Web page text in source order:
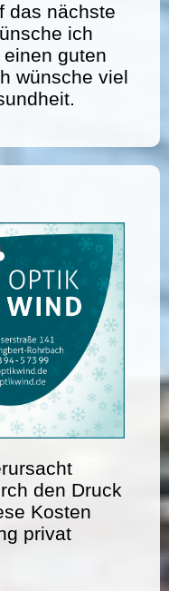
das nächste
ich
guten
wünsche viel
den Druck
Kosten
privat